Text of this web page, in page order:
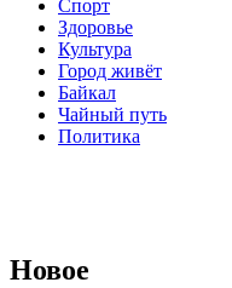
Cпорт
Здоровье
Культура
Город живёт
Байкал
Чайный путь
Политика
Новое